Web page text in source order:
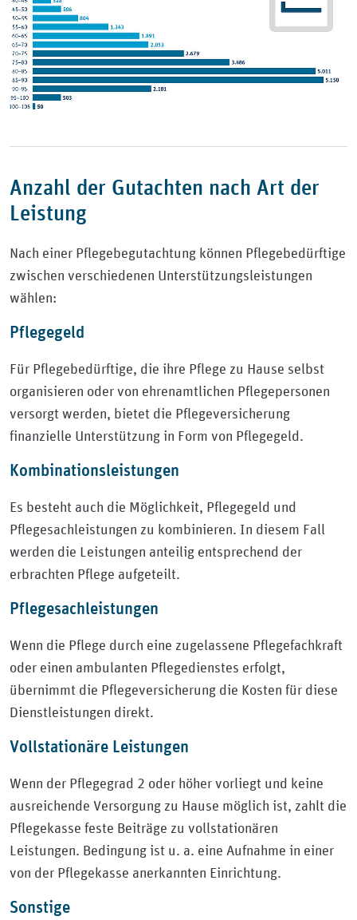
Anzahl der Gutachten nach Art der
Leistung
Nach einer Pflegebegutachtung können Pflegebedürftige
zwischen verschiedenen Unterstützungsleistungen
wählen:
Pflegegeld
Für Pflegebedürftige, die ihre Pflege zu Hause selbst
organisieren oder von ehrenamtlichen Pflegepersonen
versorgt werden, bietet die Pflegeversicherung
finanzielle Unterstützung in Form von Pflegegeld.
Kombinationsleistungen
Es besteht auch die Möglichkeit, Pflegegeld und
Pflegesachleistungen zu kombinieren. In diesem Fall
werden die Leistungen anteilig entsprechend der
erbrachten Pflege aufgeteilt.
Pflegesachleistungen
Wenn die Pflege durch eine zugelassene Pflegefachkraft
oder einen ambulanten Pflegedienstes erfolgt,
übernimmt die Pflegeversicherung die Kosten für diese
Dienstleistungen direkt.
Vollstationäre Leistungen
Wenn der Pflegegrad 2 oder höher vorliegt und keine
ausreichende Versorgung zu Hause möglich ist, zahlt die
Pflegekasse feste Beiträge zu vollstationären
Leistungen. Bedingung ist u. a. eine Aufnahme in einer
von der Pflegekasse anerkannten Einrichtung.
Sonstige